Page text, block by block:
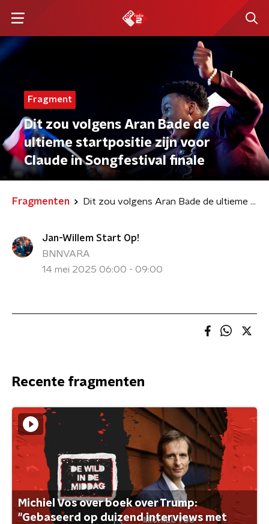
Fragment
Dit zou volgens Aran Bade de
ultieme startpositie zijn voor
Claude in Songfestival finale
Fragmenten Dit zou volgens Aran Bade de ultieme startpositie zijn voor Claude in Songfestival finale
Jan-Willem Start Op!
BNNVARA
14 mei 2025 06:00 - 09:00
Recente fragmenten
Michiel Vos over boek over Trump:
"Gebaseerd op duizend interviews met